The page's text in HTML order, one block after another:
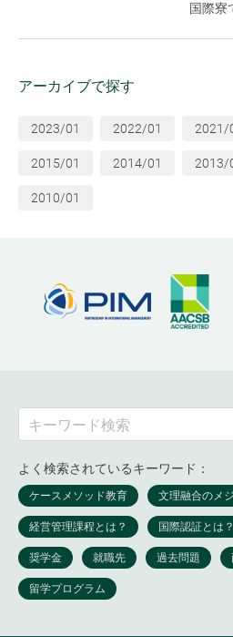
国際寮
アーカイブで探す
2023/01 2022/01 2021/
2015/01 2014/01 2013/
2010/01
よく検索されているキーワード：